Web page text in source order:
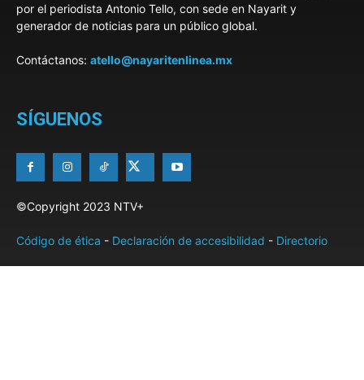
por el periodista Antonio Tello, con sede en Nayarit y
generador de noticias para un público global.
Contáctanos: atello@nayaritenlinea.mx
SÍGUENOS
©Copyright 2023 NTV+
Código de ética - Declaración de accesibilidad - Directorio